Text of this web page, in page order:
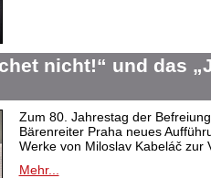
nicht!“ und das
Zum 80. Jahrestag der
Bärenreiter Praha neues
Werke von Miloslav Kabeláč zur
Mehr...